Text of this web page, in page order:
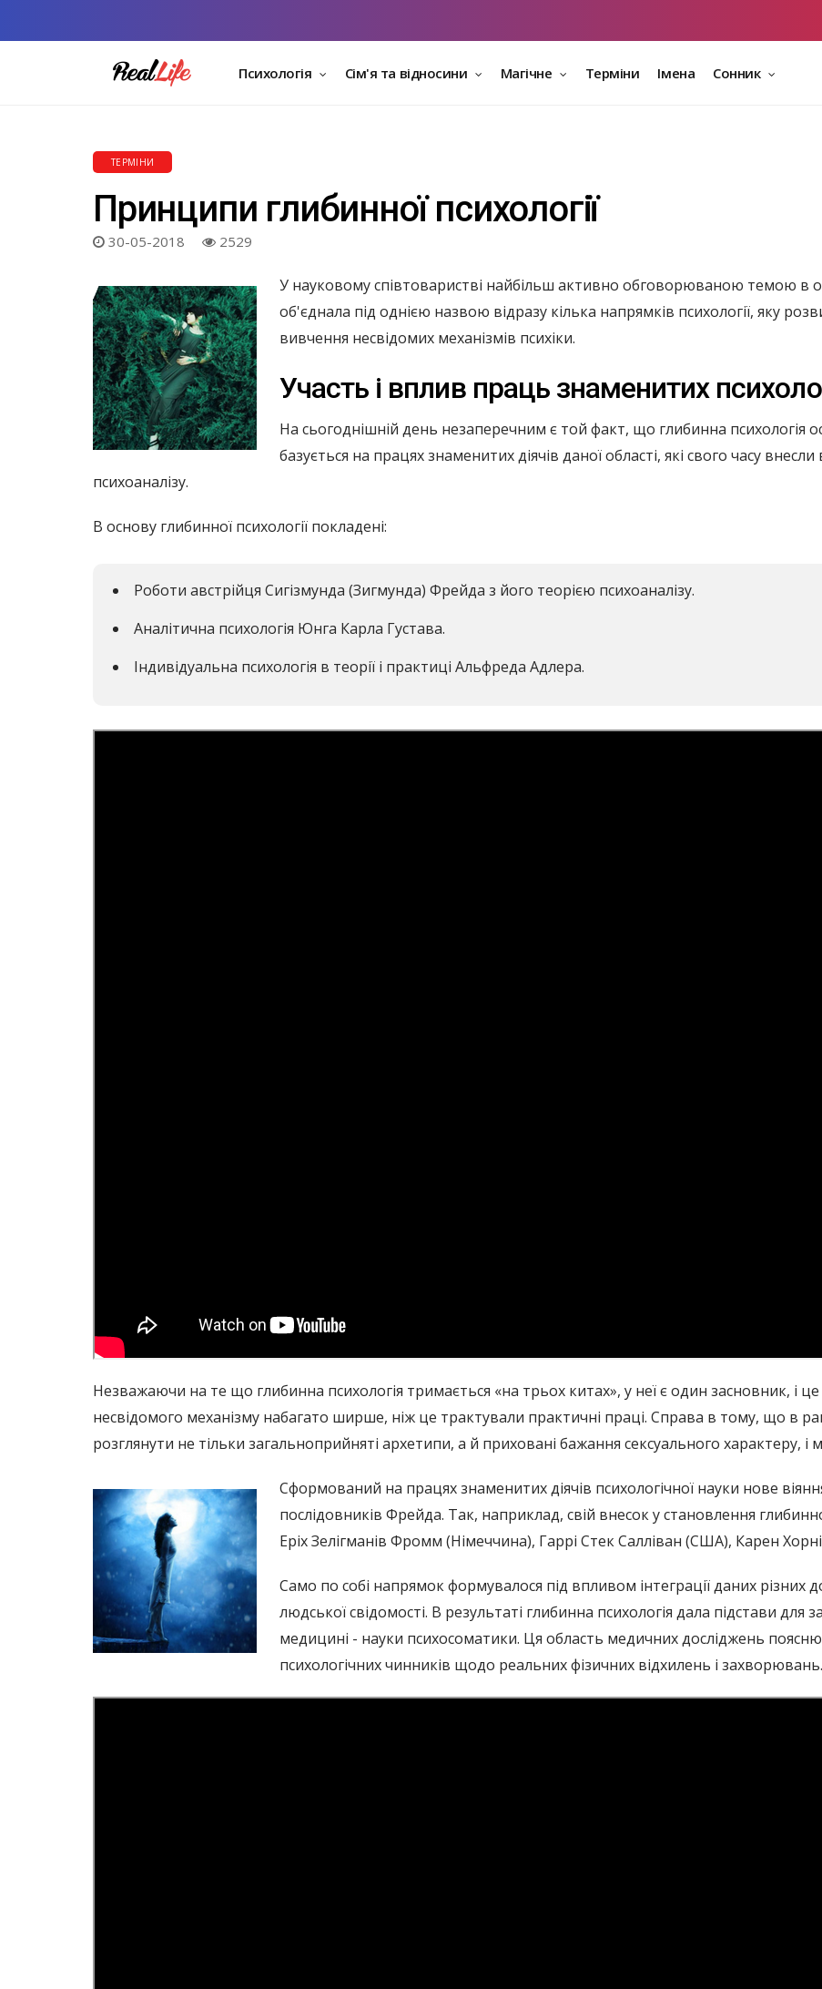
Психологія Сім'я та відносини Магічне Терміни Імена Сонник
ТЕРМІНИ
Принципи глибинної психології
30-05-2018 2529
У науковому співтоваристві найбільш активно обговорюваною темою в
об'єднала під однією назвою відразу кілька напрямків психології, яку
вивчення несвідомих механізмів психіки.
Участь і вплив праць знаменитих
На сьогоднішній день незаперечним є той факт, що глибинна психологія
базується на працях знаменитих діячів даної області, які свого часу
психоаналізу.
В основу глибинної психології покладені:
Роботи австрійця Сигізмунда (Зигмунда) Фрейда з його теорією психоаналізу.
Аналітична психологія Юнга Карла Густава.
Індивідуальна психологія в теорії і практиці Альфреда Адлера.
Незважаючи на те що глибинна психологія тримається «на трьох китах», у неї є один засновник, і
несвідомого механізму набагато ширше, ніж це трактували практичні праці. Справа в тому, що в
розглянути не тільки загальноприйняті архетипи, а й приховані бажання сексуального характеру, і
Сформований на працях знаменитих діячів психологічної науки нове
послідовників Фрейда. Так, наприклад, свій внесок у становлення
Еріх Зелігманів Фромм (Німеччина), Гаррі Стек Салліван (США), Карен
Само по собі напрямок формувалося під впливом інтеграції даних різних
людської свідомості. В результаті глибинна психологія дала підстави
медицині - науки психосоматики. Ця область медичних досліджень
психологічних чинників щодо реальних фізичних відхилень і захворювань.